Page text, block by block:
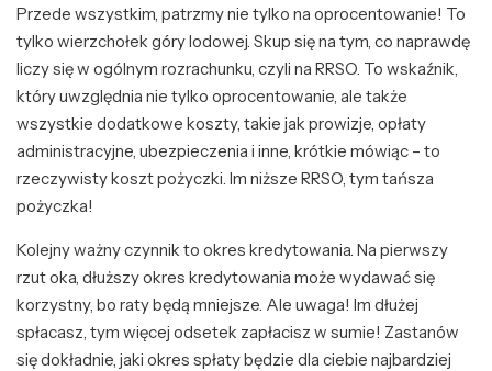
Przede wszystkim, patrzmy nie tylko na oprocentowanie! To
tylko wierzchołek góry lodowej. Skup się na tym, co naprawdę
liczy się w ogólnym rozrachunku, czyli na RRSO. To wskaźnik,
który uwzględnia nie tylko oprocentowanie, ale także
wszystkie dodatkowe koszty, takie jak prowizje, opłaty
administracyjne, ubezpieczenia i inne, krótkie mówiąc – to
rzeczywisty koszt pożyczki. Im niższe RRSO, tym tańsza
pożyczka!
Kolejny ważny czynnik to okres kredytowania. Na pierwszy
rzut oka, dłuższy okres kredytowania może wydawać się
korzystny, bo raty będą mniejsze. Ale uwaga! Im dłużej
spłacasz, tym więcej odsetek zapłacisz w sumie! Zastanów
się dokładnie, jaki okres spłaty będzie dla ciebie najbardziej